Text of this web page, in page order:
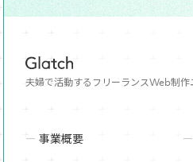
夫婦で活動するフリーランスWeb制作
事業概要